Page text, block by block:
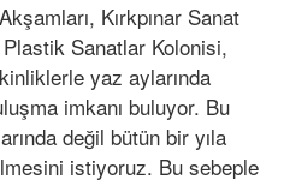
Kırkpınar Sanat
Sanatlar Kolonisi,
yaz aylarında
imkanı buluyor. Bu
değil bütün bir yıla
istiyoruz. Bu sebeple